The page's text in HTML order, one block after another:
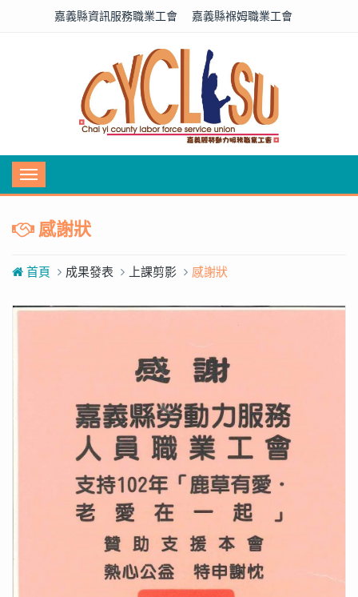
嘉義縣資訊服務職業工會 嘉義縣褓姆職業工會
Toggle
navigation
感謝狀
首頁 成果發表 上課剪影 感謝狀